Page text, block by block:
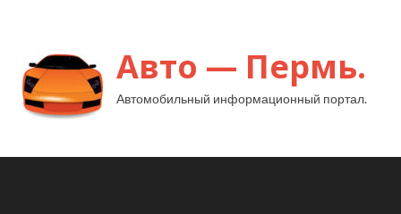
Авто — Пермь.
Автомобильный информационный портал.